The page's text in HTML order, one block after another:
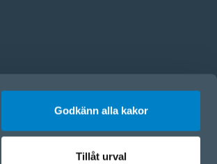
Godkänn alla kakor
Tillåt urval